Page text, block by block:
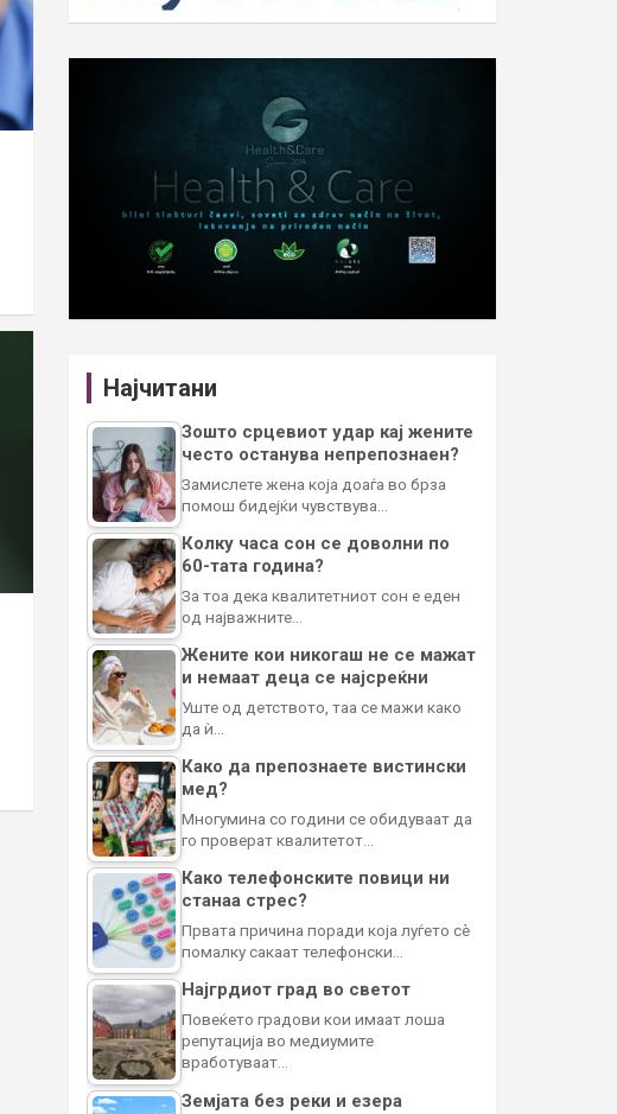
Најчитани
Зошто срцевиот удар кај жените
често останува непрепознаен?
Замислете жена која доаѓа во брза
помош бидејќи чувствува…
Колку часа сон се доволни по
60-тата година?
За тоа дека квалитетниот сон е еден
од најважните…
Жените кои никогаш не се мажат
и немаат деца се најсреќни
Уште од детството, таа се мажи како
да ѝ…
Како да препознаете вистински
мед?
Многумина со години се обидуваат да
го проверат квалитетот…
Како телефонските повици ни
станаа стрес?
Првата причина поради која луѓето сè
помалку сакаат телефонски…
Најгрдиот град во светот
Повеќето градови кои имаат лоша
репутација во медиумите
вработуваат…
Земјата без реки и езера